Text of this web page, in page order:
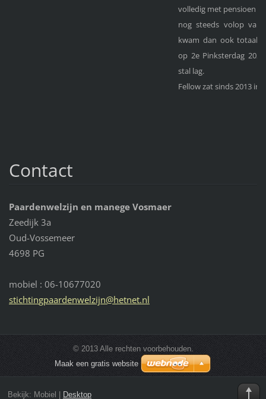
volledig met pensioen
nog steeds volop van
kwam dan ook totaal
op 2e Pinksterdag
stal lag.
Fellow zat sinds 2013 in
Contact
Paardenwelzijn en manege Vosmaer
Zeedijk 3a
Oud-Vossemeer
4698 PG
mobiel : 06-10677020
stichtingpaardenwelzijn@hetnet.nl
© 2013 Alle rechten voorbehouden.
Maak een gratis website
Bekijk: Mobiel Desktop